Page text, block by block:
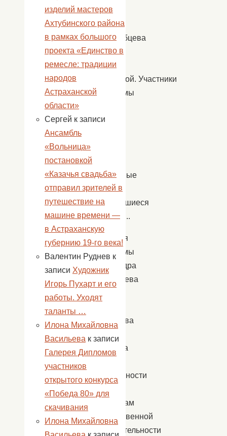
Пенька,
Олега
Стародубцева
и
Любови
Бажановой. Участники
программы
свои
и
интересные
номера,
полюбившиеся
зрителям..
Ведущая
программы
Александра
Подледнева
коллектива
выразила
благодарности
участникам
художественной
самодеятельности
изделий мастеров
Ахтубинского района
в рамках большого
проекта «Единство в
ремесле: традиции
народов
Астраханской
области»
Сергей к записи
Ансамбль
«Вольница»
постановкой
«Казачья свадьба»
отправил зрителей в
путешествие на
машине времени —
в Астраханскую
губернию 19-го века!
Валентин Руднев к
записи Художник
Игорь Пухарт и его
работы. Уходят
таланты …
Илона Михайловна
Васильева к записи
Галерея Дипломов
участников
открытого конкурса
«Победа 80» для
скачивания
Илона Михайловна